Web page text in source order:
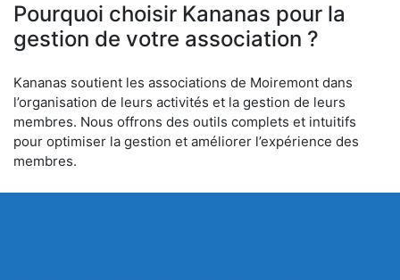
Pourquoi choisir Kananas pour la
gestion de votre association ?
Kananas soutient les associations de Moiremont dans
l’organisation de leurs activités et la gestion de leurs
membres. Nous offrons des outils complets et intuitifs
pour optimiser la gestion et améliorer l’expérience des
membres.